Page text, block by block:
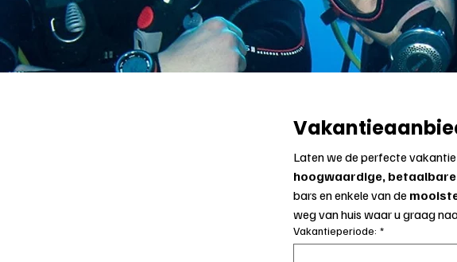
Laten we de perfecte
hoogwaardige,
bars en enkele van de
weg van huis waar u graag
Vakantieperiode: *